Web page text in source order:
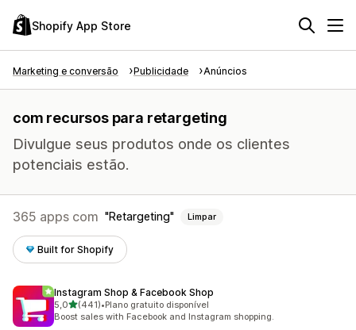
Shopify App Store
Marketing e conversão Publicidade Anúncios
com recursos para retargeting
Divulgue seus produtos onde os clientes
potenciais estão.
365 apps com Retargeting Limpar
Built for Shopify
Instagram Shop & Facebook Shop
5,0de 5 estrelas
(441)
441 avaliações ao todo
•Plano gratuito disponível
Boost sales with Facebook and Instagram shopping.